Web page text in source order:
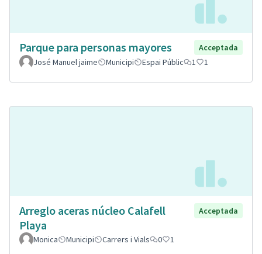
Parque para personas mayores
Acceptada
José Manuel jaime
Municipi Espai Públic 1 1
Arreglo aceras núcleo Calafell
Playa
Acceptada
Monica Municipi Carrers i Vials 0 1